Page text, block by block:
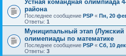
Устная командная олимпиада
района
Последнее сообщение PSP « Пн, 20
Ответы: 1
Муниципальный этап (Лужский
олимепиады по математике
Последнее сообщение PSP « Сб, 10
Ответы: 3